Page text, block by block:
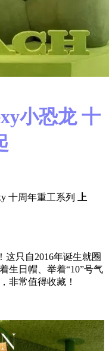
小恐龙 十
十周年重工系列
上
这只自2016年诞生就圈
生日帽、举着“10”号气
非常值得收藏！